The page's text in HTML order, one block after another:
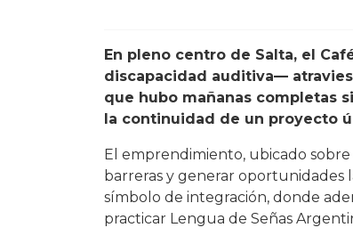
En pleno centro de Salta, el
discapacidad auditiva—
que hubo mañanas completas
la continuidad de un proyecto
El emprendimiento, ubicado
barreras y generar oportunidades
símbolo de integración, donde
practicar Lengua de Señas